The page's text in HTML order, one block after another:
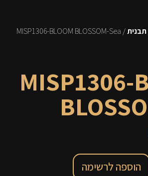
תבנית
/ MISP1306-BLOOM BLOSSOM-Sea
MISP1306-
הוספה לרשימה